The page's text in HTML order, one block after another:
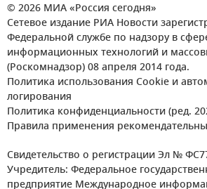
© 2026 МИА «Россия сегодня»
Сетевое издание РИА Новости
Федеральной службе по надзору в
информационных технологий и
(Роскомнадзор) 08 апреля 2014 года.
Политика использования Cookie и
логирования
Политика конфиденциальности (ред.
Правила применения
Свидетельство о регистрации Эл №
Учредитель: Федеральное
предприятие Международное